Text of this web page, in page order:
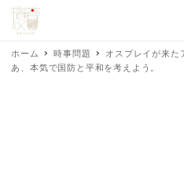
ホーム 時事問題
オスプレイが来た
あ、本気で国防と平和を考えよう。